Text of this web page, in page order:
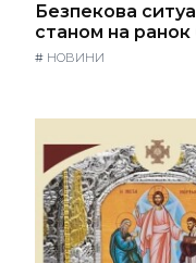
Безпекова
станом на ранок
# НОВИНИ